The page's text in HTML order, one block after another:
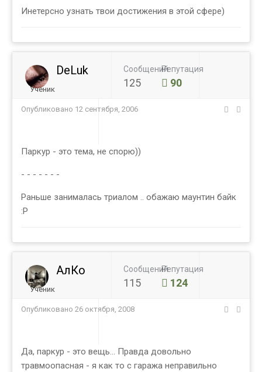
Инетерсно узнать твои достижения в этой сфере)
DeLuk
Ученик
Сообщений
125
Репутация
90
Опубликовано 12 сентября, 2006
Паркур - это тема, не спорю))
- - - - - - -
Раньше занималась триалом .. обажаю маунтин байк
:Р
АлКо
Ученик
Сообщений
115
Репутация
124
Опубликовано 26 октября, 2008
Да, паркур - это вещь... Правда довольно
травмоопасная - я как то с гаража неправильно